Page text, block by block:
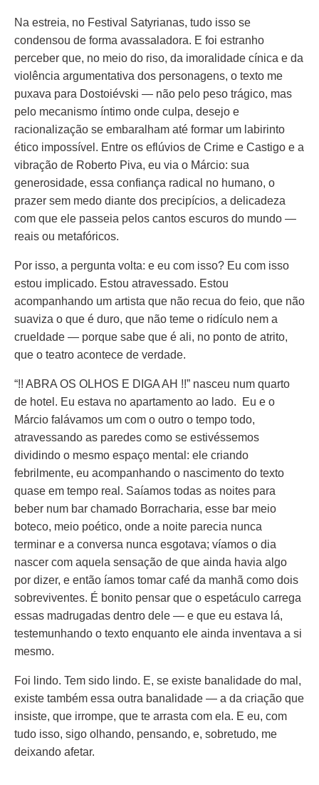
Na estreia, no Festival Satyrianas, tudo isso se
condensou de forma avassaladora. E foi estranho
perceber que, no meio do riso, da imoralidade cínica e da
violência argumentativa dos personagens, o texto me
puxava para Dostoiévski — não pelo peso trágico, mas
pelo mecanismo íntimo onde culpa, desejo e
racionalização se embaralham até formar um labirinto
ético impossível. Entre os eflúvios de Crime e Castigo e a
vibração de Roberto Piva, eu via o Márcio: sua
generosidade, essa confiança radical no humano, o
prazer sem medo diante dos precipícios, a delicadeza
com que ele passeia pelos cantos escuros do mundo —
reais ou metafóricos.
Por isso, a pergunta volta: e eu com isso? Eu com isso
estou implicado. Estou atravessado. Estou
acompanhando um artista que não recua do feio, que não
suaviza o que é duro, que não teme o ridículo nem a
crueldade — porque sabe que é ali, no ponto de atrito,
que o teatro acontece de verdade.
“!! ABRA OS OLHOS E DIGA AH !!” nasceu num quarto
de hotel. Eu estava no apartamento ao lado. Eu e o
Márcio falávamos um com o outro o tempo todo,
atravessando as paredes como se estivéssemos
dividindo o mesmo espaço mental: ele criando
febrilmente, eu acompanhando o nascimento do texto
quase em tempo real. Saíamos todas as noites para
beber num bar chamado Borracharia, esse bar meio
boteco, meio poético, onde a noite parecia nunca
terminar e a conversa nunca esgotava; víamos o dia
nascer com aquela sensação de que ainda havia algo
por dizer, e então íamos tomar café da manhã como dois
sobreviventes. É bonito pensar que o espetáculo carrega
essas madrugadas dentro dele — e que eu estava lá,
testemunhando o texto enquanto ele ainda inventava a si
mesmo.
Foi lindo. Tem sido lindo. E, se existe banalidade do mal,
existe também essa outra banalidade — a da criação que
insiste, que irrompe, que te arrasta com ela. E eu, com
tudo isso, sigo olhando, pensando, e, sobretudo, me
deixando afetar.